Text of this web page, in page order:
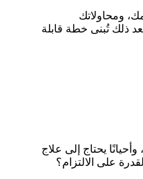
ومحاولاتك
ذلك تُبنى خطة قابلة
يحتاج إلى علاج
على الالتزام؟